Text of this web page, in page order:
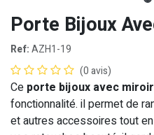
Porte Bijoux
Ref:AZH1-19
(0 avis)
Ce porte bijoux avec miroir
fonctionnalité. il permet de
et autres accessoires tout